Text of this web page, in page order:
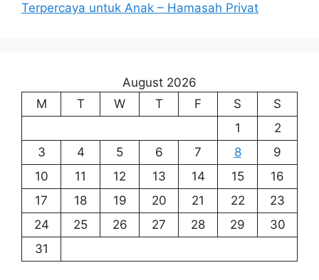
Terpercaya untuk Anak – Hamasah Privat
August 2026
M
T W T F S
S
1
2
3
4 5 6 7 8
9
10
11 12 13 14 15
16
17
18 19 20 21 22
23
24
25 26 27 28 29
30
31